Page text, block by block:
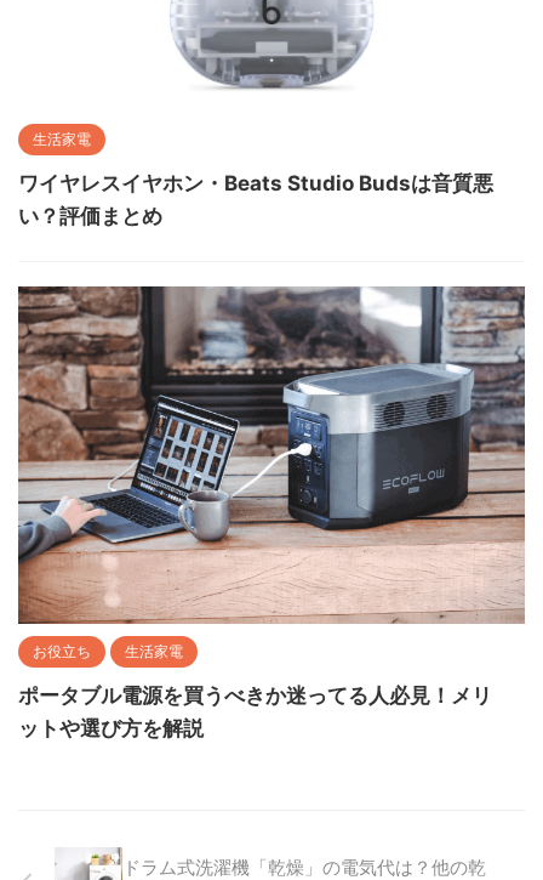
生活家電
ワイヤレスイヤホン・Beats Studio Budsは音質悪
い？評価まとめ
お役立ち 生活家電
ポータブル電源を買うべきか迷ってる人必見！メリ
ットや選び方を解説
ドラム式洗濯機「乾燥」の電気代は？他の乾